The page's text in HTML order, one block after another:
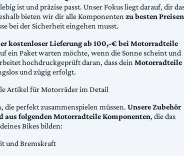
ist und präzise passt. Unser Fokus liegt darauf, dir
bieten wir dir alle Komponentenzu besten Preisen
bei der Sicherheit eingehen musst.
kostenloser Lieferung ab 100,-€ bei Motorradteile
ein Paket warten möchte, wenn die Sonne scheint und
hochdruckgeprüft daran, dass deinMotorradteile
und zügig erfolgt.
Artikel für Motorräder im Detail
die perfekt zusammenspielen müssen. Unsere Zubehör
folgenden Motorradteile Komponenten, die das
Bikes bilden:
und Bremskraft